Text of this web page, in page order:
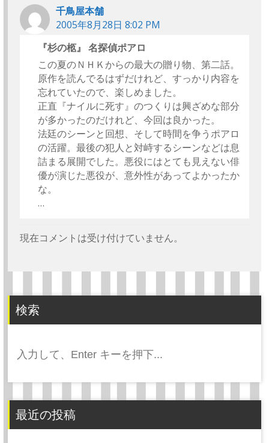
千鳥屋本舗
2005年8月28日 8:02 PM
『杉の柩』 名探偵ポアロ
この夏のＮＨＫからの最大の贈り物、第二話。
原作を読んでるはずだけれど、すっかり内容を
忘れていたので、楽しめました。
正直『ナイルに死す』のつくりは興ざめな部分
が多かったのだけれど、今回は良かった。
法廷のシーンと回想、そして時間を争うポアロ
の活躍。最後の犯人と対峙するシーンなどは息
詰まる展開でした。悪役にはとても見えない俳
優が演じた悪役が、意外性があってよかったか
な。
…
現在コメントは受け付けていません。
検索
索:
最近の投稿